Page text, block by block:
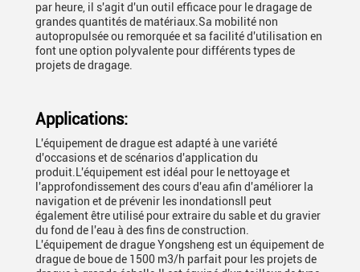
par heure, il s'agit d'un outil efficace pour le dragage de
grandes quantités de matériaux.Sa mobilité non
autopropulsée ou remorquée et sa facilité d'utilisation en
font une option polyvalente pour différents types de
projets de dragage.
Applications:
L'équipement de drague est adapté à une variété
d'occasions et de scénarios d'application du
produit.L'équipement est idéal pour le nettoyage et
l'approfondissement des cours d'eau afin d'améliorer la
navigation et de prévenir les inondationsIl peut
également être utilisé pour extraire du sable et du gravier
du fond de l'eau à des fins de construction.
L'équipement de drague Yongsheng est un équipement de
drague de boue de 1500 m3/h parfait pour les projets de